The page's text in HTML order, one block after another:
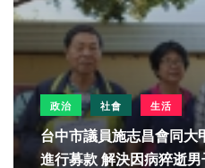
政治 社會 生活
台中市議員施志昌會同大
進行募款 解決因病猝逝男子家屬無方承擔喪葬費困